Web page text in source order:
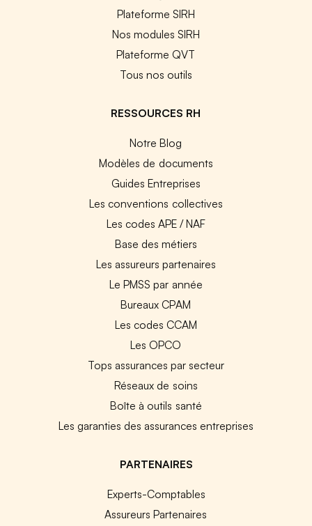
Plateforme SIRH
Nos modules SIRH
Plateforme QVT
Tous nos outils
RESSOURCES RH
Notre Blog
Modèles de documents
Guides Entreprises
Les conventions collectives
Les codes APE / NAF
Base des métiers
Les assureurs partenaires
Le PMSS par année
Bureaux CPAM
Les codes CCAM
Les OPCO
Tops assurances par secteur
Réseaux de soins
Boîte à outils santé
Les garanties des assurances entreprises
PARTENAIRES
Experts-Comptables
Assureurs Partenaires